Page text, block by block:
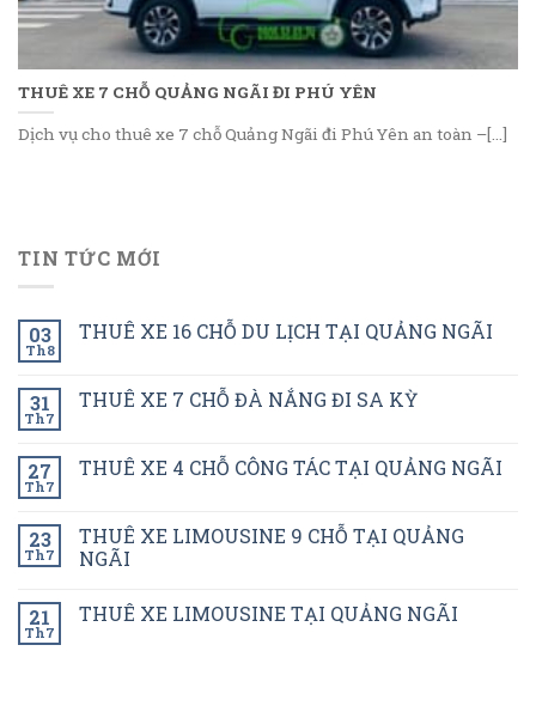
THUÊ XE 7 CHỖ QUẢNG NGÃI ĐI PHÚ YÊN
Dịch vụ cho thuê xe 7 chỗ Quảng Ngãi đi Phú Yên an toàn –[...]
TIN TỨC MỚI
03
Th8
THUÊ XE 16 CHỖ DU LỊCH TẠI QUẢNG NGÃI
31
Th7
THUÊ XE 7 CHỖ ĐÀ NẮNG ĐI SA KỲ
27
Th7
THUÊ XE 4 CHỖ CÔNG TÁC TẠI QUẢNG NGÃI
23
Th7
THUÊ XE LIMOUSINE 9 CHỖ TẠI QUẢNG
NGÃI
21
Th7
THUÊ XE LIMOUSINE TẠI QUẢNG NGÃI